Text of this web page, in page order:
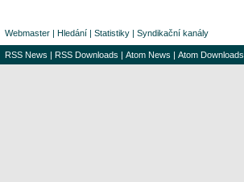
Webmaster | Hledání | Statistiky | Syndikační kanály
RSS News | RSS Downloads | Atom News | Atom Downloads